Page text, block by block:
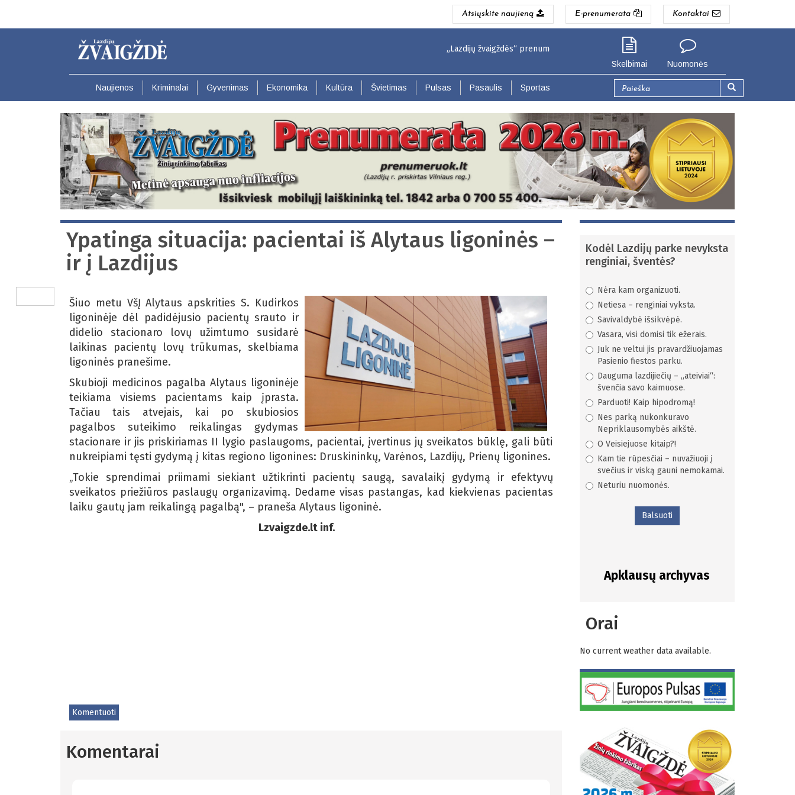
pagrindinį
Atsiųskite naujieną E-prenumerata Kontaktai
„Lazdijų žvaigždės“ prenumerata pigiau. Seinų g. 3, Lazdijai (Lazdijų gyventojams).
Skelbimai Nuomonės
Naujienos Kriminalai Gyvenimas Ekonomika Kultūra Švietimas Pulsas Pasaulis Sportas
Paieškos
forma
Ypatinga situacija: pacientai iš Alytaus ligoninės –
ir į Lazdijus
Šiuo metu VšĮ Alytaus apskrities S. Kudirkos
ligoninėje dėl padidėjusio pacientų srauto ir
didelio stacionaro lovų užimtumo susidarė
laikinas pacientų lovų trūkumas, skelbiama
ligoninės pranešime.
Skubioji medicinos pagalba Alytaus ligoninėje
teikiama visiems pacientams kaip įprasta.
Tačiau tais atvejais, kai po skubiosios
pagalbos suteikimo reikalingas gydymas
stacionare ir jis priskiriamas II lygio paslaugoms, pacientai, įvertinus jų sveikatos būklę, gali būti
nukreipiami tęsti gydymą į kitas regiono ligonines: Druskininkų, Varėnos, Lazdijų, Prienų ligonines.
„Tokie sprendimai priimami siekiant užtikrinti pacientų saugą, savalaikį gydymą ir efektyvų
sveikatos priežiūros paslaugų organizavimą. Dedame visas pastangas, kad kiekvienas pacientas
laiku gautų jam reikalingą pagalbą", – praneša Alytaus ligoninė.
Lzvaigzde.lt inf.
Komentuoti
Komentarai
Kodėl Lazdijų parke nevyksta
renginiai, šventės?
Nėra kam organizuoti.
Netiesa – renginiai vyksta.
Savivaldybė išsikvėpė.
Vasara, visi domisi tik ežerais.
Juk ne veltui jis pravardžiuojamas
Pasienio fiestos parku.
Dauguma lazdijiečių – „ateiviai“:
švenčia savo kaimuose.
Parduoti! Kaip hipodromą!
Nes parką nukonkuravo
Nepriklausomybės aikštė.
O Veisiejuose kitaip?!
Kam tie rūpesčiai – nuvažiuoji į
svečius ir viską gauni nemokamai.
Neturiu nuomonės.
Balsuoti
Apklausų archyvas
Orai
No current weather data available.